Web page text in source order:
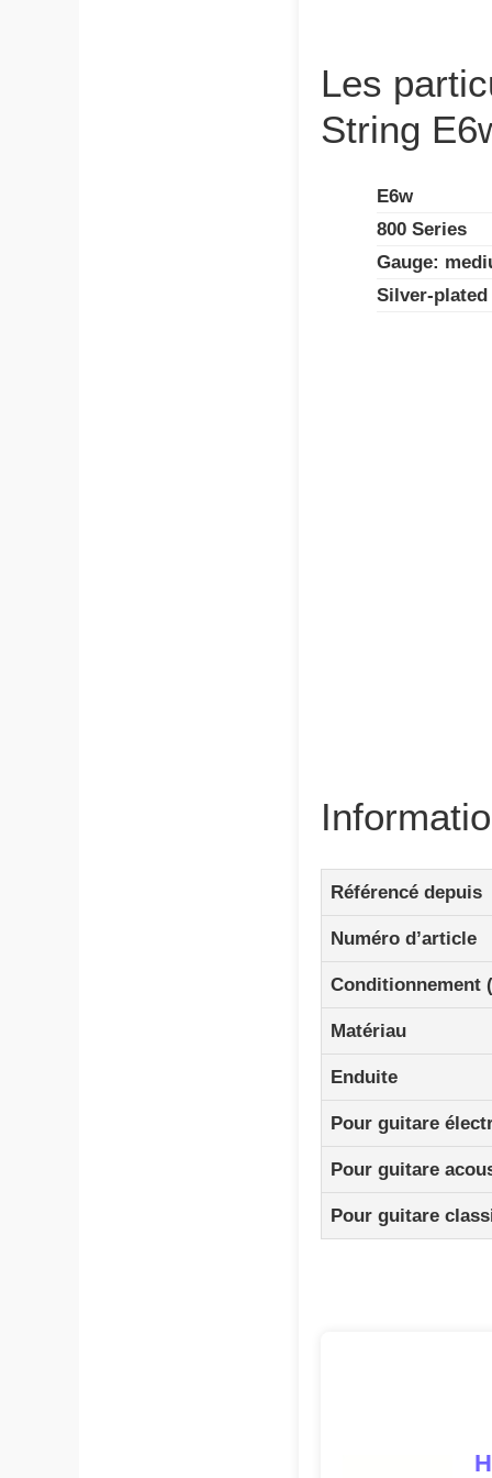
Les
String
E6w
800 Series
Gauge:
Silver-plated
Référencé depuis
Numéro d’article
Conditionnement
Matériau
Enduite
Pour guitare
Pour guitare
Pour guitare